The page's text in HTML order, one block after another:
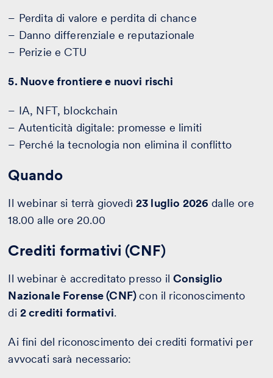
– Perdita di valore e perdita di chance
– Danno differenziale e reputazionale
– Perizie e CTU
5. Nuove frontiere e nuovi rischi
– IA, NFT, blockchain
– Autenticità digitale: promesse e limiti
– Perché la tecnologia non elimina il conflitto
Quando
Il webinar si terrà giovedì 23 luglio 2026 dalle ore
18.00 alle ore 20.00
Crediti formativi (CNF)
Il webinar è accreditato presso ilConsiglio
Nazionale Forense (CNF)con il riconoscimento
di 2 crediti formativi.
Ai fini del riconoscimento dei crediti formativi per
avvocati sarà necessario: